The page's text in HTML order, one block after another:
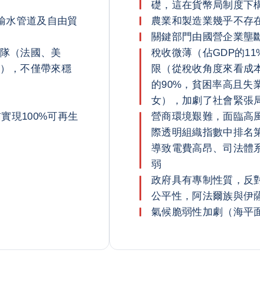
水管道及自由貿
（法國、美
，不僅帶來穩
現100%可再生
礎，這在貨幣局制度下
農業和製造業幾乎不存
關鍵部門由國營企業壟
稅收微薄（佔GDP的
限（從稅收角度來看成
的90%，貧困率高且失
女），加劇了社會緊張
營商環境艱難，面臨高
際透明組織指數中排名
導致電費高昂、司法體
弱
政府具有專制性質，反
公平性，阿法爾族與伊
氣候脆弱性加劇（海平